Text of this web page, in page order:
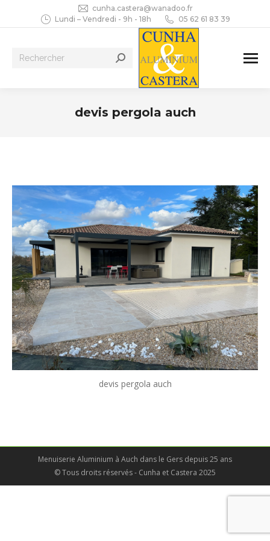
cunha.castera@wanadoo.fr
Lundi – Vendredi - 9h - 18h
05 62 61 83 39
Recherche
devis pergola auch
devis pergola auch
Menuiserie Aluminium à Auch dans le Gers depuis 25 ans
© Tous droits réservés - Cunha et Castera 2025